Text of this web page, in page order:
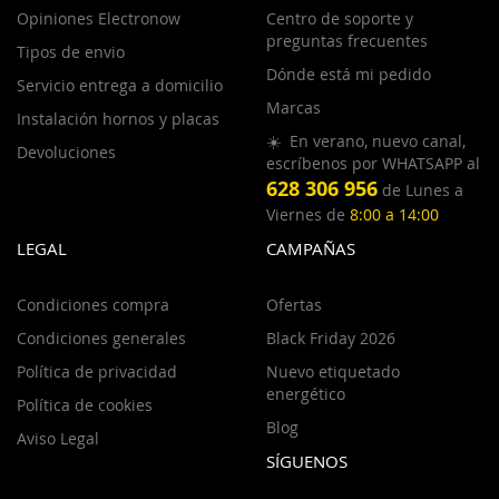
Opiniones Electronow
Tipos de envio
Servicio entrega a domicilio
Instalación hornos y placas
Devoluciones
Centro de soporte y
preguntas frecuentes
Dónde está mi pedido
Marcas
☀️ En verano, nuevo canal,
escríbenos por WHATSAPP al
628 306 956 de Lunes a
Viernes de 8:00 a 14:00
LEGAL
Condiciones compra
Condiciones generales
Política de privacidad
Política de cookies
Aviso Legal
CAMPAÑAS
Ofertas
Black Friday 2026
Nuevo etiquetado
energético
Blog
SÍGUENOS